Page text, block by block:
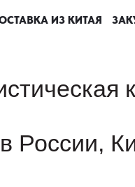
ИЗ КИТАЯ
ИЗ КИТАЯ
России,
ИЗ КИТАЯ
ИЗ КИТАЯ